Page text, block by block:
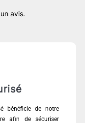
avis.
bénéficie de notre
afin de sécuriser